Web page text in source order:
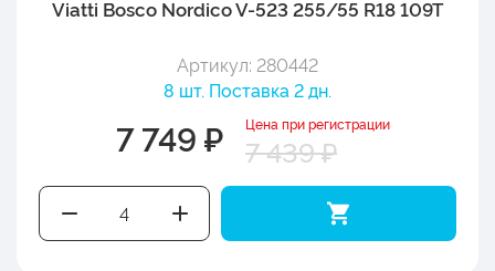
Viatti Bosco Nordico V-523 255/55 R18 109T
Артикул: 280442
8 шт. Поставка 2 дн.
7 749 ₽ Цена при регистрации
7 439 ₽